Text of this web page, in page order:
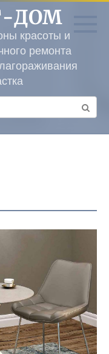
ДОМ
красоты и
ремонта